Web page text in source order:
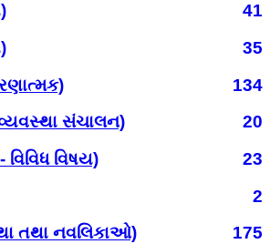
41
35
134
સંચાલન)
20
વિષય)
23
2
તથા નવલિકાઓ)
175